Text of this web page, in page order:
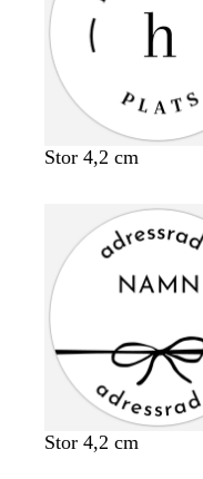
Stor 4,2 cm
Stor 4,2 cm